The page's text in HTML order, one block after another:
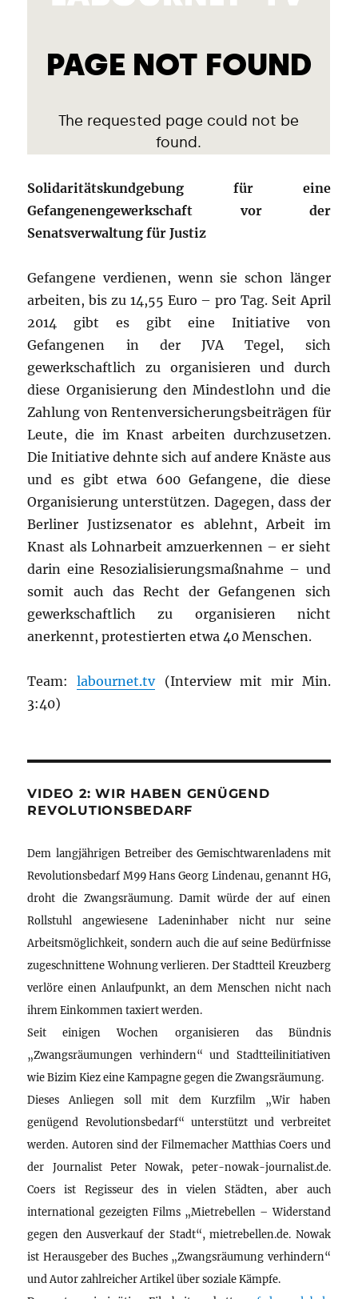
Solidaritätskundgebung für eine
Gefangenengewerkschaft vor der
Senatsverwaltung für Justiz
Gefangene verdienen, wenn sie schon länger
arbeiten, bis zu 14,55 Euro – pro Tag. Seit April
2014 gibt es gibt eine Initiative von
Gefangenen in der JVA Tegel, sich
gewerkschaftlich zu organisieren und durch
diese Organisierung den Mindestlohn und die
Zahlung von Rentenversicherungsbeiträgen für
Leute, die im Knast arbeiten durchzusetzen.
Die Initiative dehnte sich auf andere Knäste aus
und es gibt etwa 600 Gefangene, die diese
Organisierung unterstützen. Dagegen, dass der
Berliner Justizsenator es ablehnt, Arbeit im
Knast als Lohnarbeit amzuerkennen – er sieht
darin eine Resozialisierungsmaßnahme – und
somit auch das Recht der Gefangenen sich
gewerkschaftlich zu organisieren nicht
anerkennt, protestierten etwa 40 Menschen.
Team:labournet.tv(Interview mit mir Min.
3:40)
VIDEO 2: WIR HABEN GENÜGEND
REVOLUTIONSBEDARF
Dem langjährigen Betreiber des Gemischtwarenladens mit
Revolutionsbedarf M99 Hans Georg Lindenau, genannt HG,
droht die Zwangsräumung. Damit würde der auf einen
Rollstuhl angewiesene Ladeninhaber nicht nur seine
Arbeitsmöglichkeit, sondern auch die auf seine Bedürfnisse
zugeschnittene Wohnung verlieren. Der Stadtteil Kreuzberg
verlöre einen Anlaufpunkt, an dem Menschen nicht nach
ihrem Einkommen taxiert werden.
Seit einigen Wochen organisieren das Bündnis
„Zwangsräumungen verhindern“ und Stadtteilinitiativen
wie Bizim Kiez eine Kampagne gegen die Zwangsräumung.
Dieses Anliegen soll mit dem Kurzfilm „Wir haben
genügend Revolutionsbedarf“ unterstützt und verbreitet
werden. Autoren sind der Filmemacher Matthias Coers und
der Journalist Peter Nowak, peter-nowak-journalist.de.
Coers ist Regisseur des in vielen Städten, aber auch
international gezeigten Films „Mietrebellen – Widerstand
gegen den Ausverkauf der Stadt“, mietrebellen.de. Nowak
ist Herausgeber des Buches „Zwangsräumung verhindern“
und Autor zahlreicher Artikel über soziale Kämpfe.